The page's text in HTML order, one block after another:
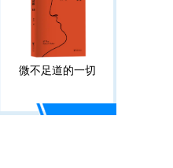
微不足道的一切